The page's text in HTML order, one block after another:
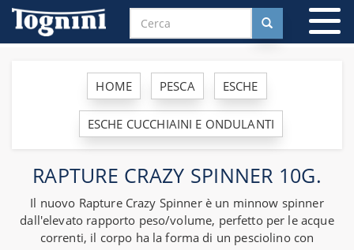
HOME PESCA ESCHE
ESCHE CUCCHIAINI E ONDULANTI
RAPTURE CRAZY SPINNER 10G.
Il nuovo Rapture Crazy Spinner è un minnow spinner
dall'elevato rapporto peso/volume, perfetto per le acque
correnti, il corpo ha la forma di un pesciolino con